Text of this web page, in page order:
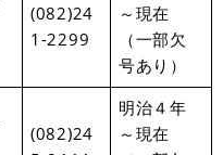
(082)24
1-2299
～現在
（一部欠
号あり）
(082)24
明治４年
～現在